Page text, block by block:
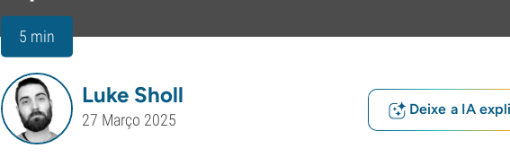
5 min
Luke Sholl
27 Março 2025
Deixe a IA